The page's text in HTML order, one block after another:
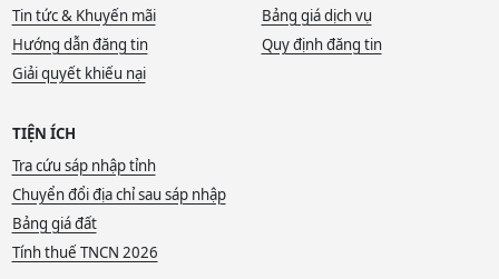
Tin tức & Khuyến mãi
Bảng giá dịch vụ
Hướng dẫn đăng tin
Quy định đăng tin
Giải quyết khiếu nại
TIỆN ÍCH
Tra cứu sáp nhập tỉnh
Chuyển đổi địa chỉ sau sáp nhập
Bảng giá đất
Tính thuế TNCN 2026